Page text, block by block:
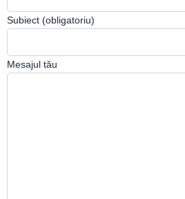
Subiect (obligatoriu)
Mesajul tău